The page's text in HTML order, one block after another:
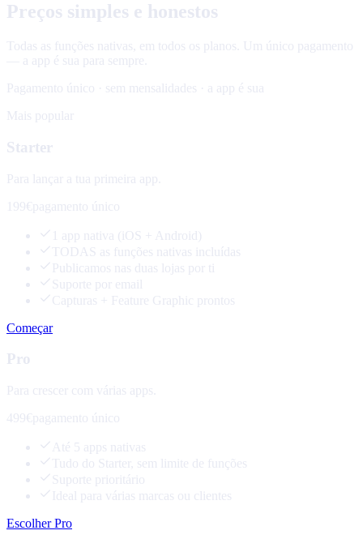
Preços simples e honestos
Todas as funções nativas, em todos os planos. Um único pagamento
— a app é sua para sempre.
Pagamento único · sem mensalidades · a app é sua
Mais popular
Starter
Para lançar a tua primeira app.
199€
pagamento único
1 app nativa (iOS + Android)
TODAS as funções nativas incluídas
Publicamos nas duas lojas por ti
Suporte por email
Capturas + Feature Graphic prontos
Começar
Pro
Para crescer com várias apps.
499€
pagamento único
Até 5 apps nativas
Tudo do Starter, sem limite de funções
Suporte prioritário
Ideal para várias marcas ou clientes
Escolher Pro